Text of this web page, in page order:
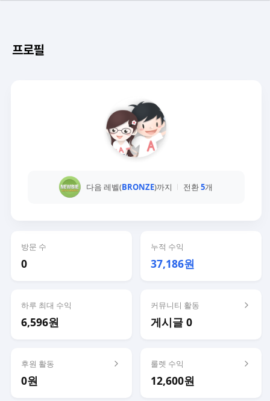
프로필
다음 레벨(BRONZE)까지 전환5개
방문 수
0
누적 수익
37,186원
하루 최대 수익
6,596원
커뮤니티 활동
게시글 0
후원 활동
0원
룰렛 수익
12,600원